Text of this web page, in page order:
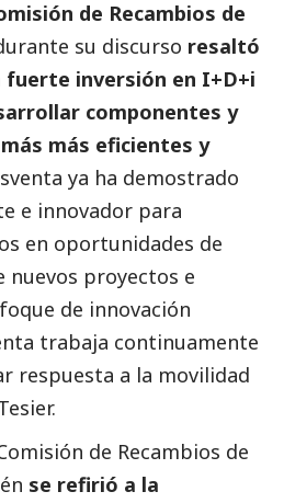
de Recambios de
su discurso resaltó
fuerte inversión en I+D+i
componentes y
más eficientes y
ya ha demostrado
e innovador para
en oportunidades de
nuevos proyectos e
de innovación
trabaja continuamente
respuesta a la movilidad
de Recambios de
se refirió a la